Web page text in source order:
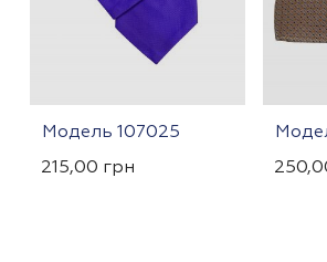
Модель 107025
215,00 грн